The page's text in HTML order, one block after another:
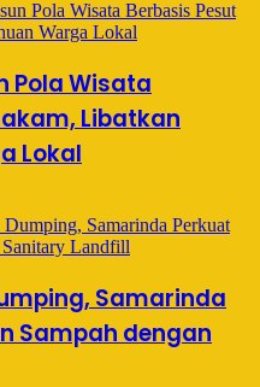
Pola Wisata
Libatkan
Lokal
Samarinda
Sampah dengan